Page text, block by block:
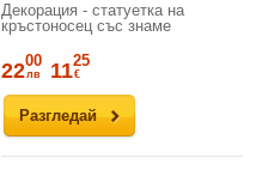
Декорация - статуетка на
кръстоносец със знаме
Разгледай
2200
лв 1125
€